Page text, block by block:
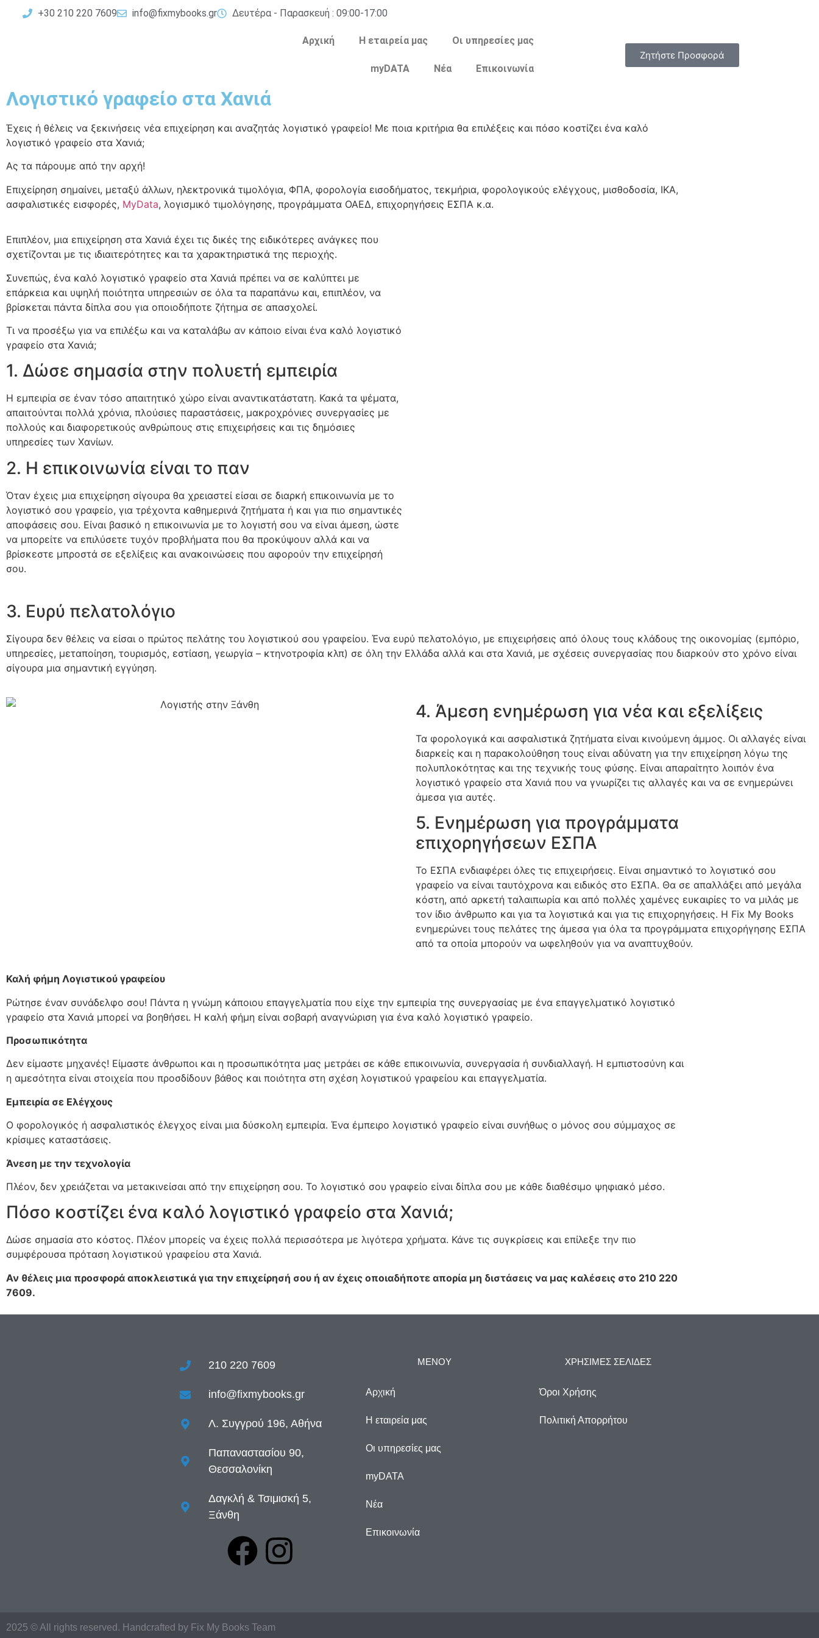
+30 210 220 7609 info@fixmybooks.gr Δευτέρα - Παρασκευή : 09:00-17:00
Αρχική Η εταιρεία μας Οι υπηρεσίες μας
myDATA Νέα Επικοινωνία
Ζητήστε Προσφορά
Λογιστικό γραφείο στα Χανιά
Έχεις ή θέλεις να ξεκινήσεις νέα επιχείρηση και αναζητάς λογιστικό γραφείο! Με ποια κριτήρια θα επιλέξεις και πόσο κοστίζει ένα καλό
λογιστικό γραφείο στα Χανιά;
Ας τα πάρουμε από την αρχή!
Επιχείρηση σημαίνει, μεταξύ άλλων, ηλεκτρονικά τιμολόγια, ΦΠΑ, φορολογία εισοδήματος, τεκμήρια, φορολογικούς ελέγχους, μισθοδοσία, ΙΚΑ,
ασφαλιστικές εισφορές, MyData, λογισμικό τιμολόγησης, προγράμματα ΟΑΕΔ, επιχορηγήσεις ΕΣΠΑ κ.α.
Επιπλέον, μια επιχείρηση στα Χανιά έχει τις δικές της ειδικότερες ανάγκες που
σχετίζονται με τις ιδιαιτερότητες και τα χαρακτηριστικά της περιοχής.
Συνεπώς, ένα καλό λογιστικό γραφείο στα Χανιά πρέπει να σε καλύπτει με
επάρκεια και υψηλή ποιότητα υπηρεσιών σε όλα τα παραπάνω και, επιπλέον, να
βρίσκεται πάντα δίπλα σου για οποιοδήποτε ζήτημα σε απασχολεί.
Τι να προσέξω για να επιλέξω και να καταλάβω αν κάποιο είναι ένα καλό λογιστικό
γραφείο στα Χανιά;
1. Δώσε σημασία στην πολυετή εμπειρία
Η εμπειρία σε έναν τόσο απαιτητικό χώρο είναι αναντικατάστατη. Κακά τα ψέματα,
απαιτούνται πολλά χρόνια, πλούσιες παραστάσεις, μακροχρόνιες συνεργασίες με
πολλούς και διαφορετικούς ανθρώπους στις επιχειρήσεις και τις δημόσιες
υπηρεσίες των Χανίων.
2. Η επικοινωνία είναι το παν
Όταν έχεις μια επιχείρηση σίγουρα θα χρειαστεί είσαι σε διαρκή επικοινωνία με το
λογιστικό σου γραφείο, για τρέχοντα καθημερινά ζητήματα ή και για πιο σημαντικές
αποφάσεις σου. Είναι βασικό η επικοινωνία με το λογιστή σου να είναι άμεση, ώστε
να μπορείτε να επιλύσετε τυχόν προβλήματα που θα προκύψουν αλλά και να
βρίσκεστε μπροστά σε εξελίξεις και ανακοινώσεις που αφορούν την επιχείρησή
σου.
3. Ευρύ πελατολόγιο
Σίγουρα δεν θέλεις να είσαι ο πρώτος πελάτης του λογιστικού σου γραφείου. Ένα ευρύ πελατολόγιο, με επιχειρήσεις από όλους τους κλάδους της οικονομίας (εμπόριο,
υπηρεσίες, μεταποίηση, τουρισμός, εστίαση, γεωργία – κτηνοτροφία κλπ) σε όλη την Ελλάδα αλλά και στα Χανιά, με σχέσεις συνεργασίας που διαρκούν στο χρόνο είναι
σίγουρα μια σημαντική εγγύηση.
4. Άμεση ενημέρωση για νέα και εξελίξεις
Τα φορολογικά και ασφαλιστικά ζητήματα είναι κινούμενη άμμος. Οι αλλαγές είναι
διαρκείς και η παρακολούθηση τους είναι αδύνατη για την επιχείρηση λόγω της
πολυπλοκότητας και της τεχνικής τους φύσης. Είναι απαραίτητο λοιπόν ένα
λογιστικό γραφείο στα Χανιά που να γνωρίζει τις αλλαγές και να σε ενημερώνει
άμεσα για αυτές.
5. Ενημέρωση για προγράμματα
επιχορηγήσεων ΕΣΠΑ
Το ΕΣΠΑ ενδιαφέρει όλες τις επιχειρήσεις. Είναι σημαντικό το λογιστικό σου
γραφείο να είναι ταυτόχρονα και ειδικός στο ΕΣΠΑ. Θα σε απαλλάξει από μεγάλα
κόστη, από αρκετή ταλαιπωρία και από πολλές χαμένες ευκαιρίες το να μιλάς με
τον ίδιο άνθρωπο και για τα λογιστικά και για τις επιχορηγήσεις. Η Fix My Books
ενημερώνει τους πελάτες της άμεσα για όλα τα προγράμματα επιχορήγησης ΕΣΠΑ
από τα οποία μπορούν να ωφεληθούν για να αναπτυχθούν.
Καλή φήμη Λογιστικού γραφείου
Ρώτησε έναν συνάδελφο σου! Πάντα η γνώμη κάποιου επαγγελματία που είχε την εμπειρία της συνεργασίας με ένα επαγγελματικό λογιστικό
γραφείο στα Χανιά μπορεί να βοηθήσει. Η καλή φήμη είναι σοβαρή αναγνώριση για ένα καλό λογιστικό γραφείο.
Προσωπικότητα
Δεν είμαστε μηχανές! Είμαστε άνθρωποι και η προσωπικότητα μας μετράει σε κάθε επικοινωνία, συνεργασία ή συνδιαλλαγή. Η εμπιστοσύνη και
η αμεσότητα είναι στοιχεία που προσδίδουν βάθος και ποιότητα στη σχέση λογιστικού γραφείου και επαγγελματία.
Εμπειρία σε Ελέγχους
Ο φορολογικός ή ασφαλιστικός έλεγχος είναι μια δύσκολη εμπειρία. Ένα έμπειρο λογιστικό γραφείο είναι συνήθως ο μόνος σου σύμμαχος σε
κρίσιμες καταστάσεις.
Άνεση με την τεχνολογία
Πλέον, δεν χρειάζεται να μετακινείσαι από την επιχείρηση σου. Το λογιστικό σου γραφείο είναι δίπλα σου με κάθε διαθέσιμο ψηφιακό μέσο.
Πόσο κοστίζει ένα καλό λογιστικό γραφείο στα Χανιά;
Δώσε σημασία στο κόστος. Πλέον μπορείς να έχεις πολλά περισσότερα με λιγότερα χρήματα. Κάνε τις συγκρίσεις και επίλεξε την πιο
συμφέρουσα πρόταση λογιστικού γραφείου στα Χανιά.
Αν θέλεις μια προσφορά αποκλειστικά για την επιχείρησή σου ή αν έχεις οποιαδήποτε απορία μη διστάσεις να μας καλέσεις στο 210 220
7609.
210 220 7609
info@fixmybooks.gr
Λ. Συγγρού 196, Αθήνα
Παπαναστασίου 90,
Θεσσαλονίκη
Δαγκλή & Τσιμισκή 5,
Ξάνθη
ΜΕΝΟΥ
Αρχική
Η εταιρεία μας
Οι υπηρεσίες μας
myDATA
Νέα
Επικοινωνία
ΧΡΗΣΙΜΕΣ ΣΕΛΙΔΕΣ
Όροι Χρήσης
Πολιτική Απορρήτου
2025 © All rights reserved. Handcrafted by Fix My Books Team